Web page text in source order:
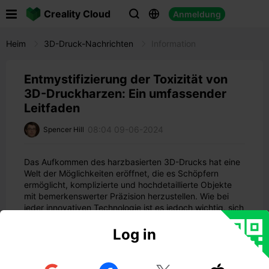
Creality Cloud   Anmeldung
Heim 3D-Druck-Nachrichten
Entmystifizierung der Toxizität von
3D-Druckharzen: Ein umfassender
Leitfaden
Spencer Hill 08:04 09-06-2024
Das Aufkommen des harzbasierten 3D-Drucks hat eine
Welt der Möglichkeiten eröffnet, die es Schöpfern
ermöglicht, komplizierte und hochdetaillierte Objekte
mit bemerkenswerter Präzision herzustellen. Wie bei
jeder innovativen Technologie ist es jedoch wichtig, sich
Zusammenhang mit den verwendeten Materialien
auseinanderzusetzen. In diesem umfassenden
von 3D-Druckharzen, beleuchten die unsagbaren
Log in